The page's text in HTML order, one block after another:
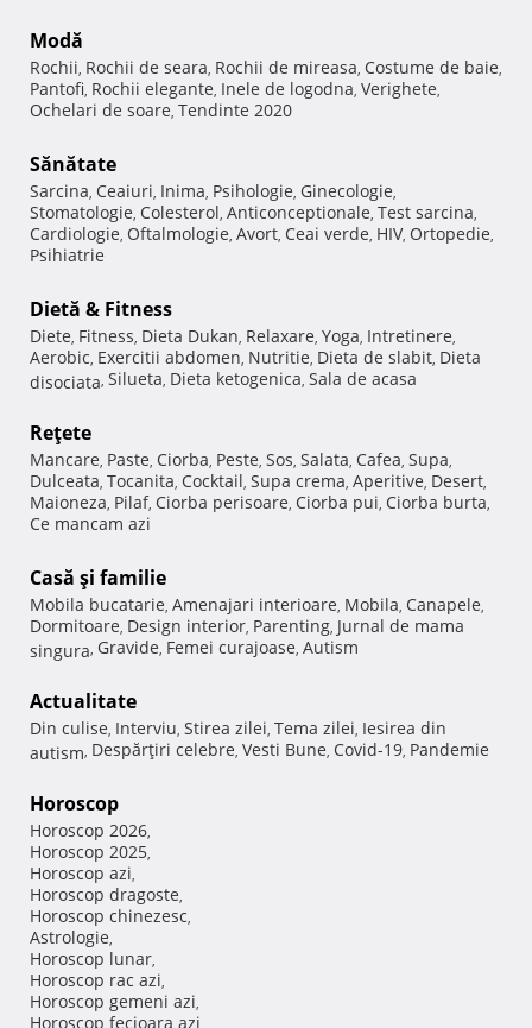
Modă
Rochii, Rochii de seara, Rochii de mireasa, Costume de baie,
Pantofi, Rochii elegante, Inele de logodna, Verighete,
Ochelari de soare, Tendinte 2020
Sănătate
Sarcina, Ceaiuri, Inima, Psihologie, Ginecologie,
Stomatologie, Colesterol, Anticonceptionale, Test sarcina,
Cardiologie, Oftalmologie, Avort, Ceai verde, HIV, Ortopedie,
Psihiatrie
Dietă & Fitness
Diete, Fitness, Dieta Dukan, Relaxare, Yoga, Intretinere,
Aerobic, Exercitii abdomen, Nutritie, Dieta de slabit, Dieta
disociata, Silueta, Dieta ketogenica, Sala de acasa
Reţete
Mancare, Paste, Ciorba, Peste, Sos, Salata, Cafea, Supa,
Dulceata, Tocanita, Cocktail, Supa crema, Aperitive, Desert,
Maioneza, Pilaf, Ciorba perisoare, Ciorba pui, Ciorba burta,
Ce mancam azi
Casă şi familie
Mobila bucatarie, Amenajari interioare, Mobila, Canapele,
Dormitoare, Design interior, Parenting, Jurnal de mama
singura, Gravide, Femei curajoase, Autism
Actualitate
Din culise, Interviu, Stirea zilei, Tema zilei, Iesirea din
autism, Despărţiri celebre, Vesti Bune, Covid-19, Pandemie
Horoscop
Horoscop 2026,
Horoscop 2025,
Horoscop azi,
Horoscop dragoste,
Horoscop chinezesc,
Astrologie,
Horoscop lunar,
Horoscop rac azi,
Horoscop gemeni azi,
Horoscop fecioara azi